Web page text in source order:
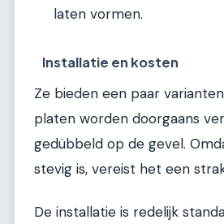
laten vormen.
Installatie en kosten
Ze bieden een paar
platen worden doorgaans
gedübbeld op de gevel.
stevig is, vereist het een
De installatie is redelijk